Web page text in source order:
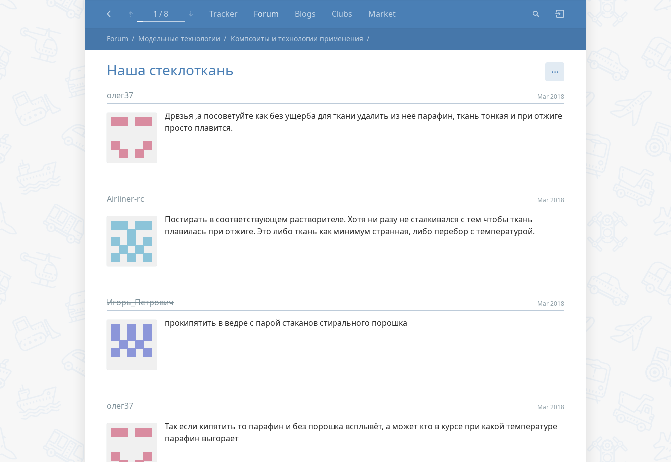
1 8 Tracker Forum Blogs Clubs Market
Forum Модельные технологии Композиты и технологии применения
Наша стеклоткань
олег37 Mar 2018
Дрвзья ,а посоветуйте как без ущерба для ткани удалить из неё парафин, ткань тонкая и при отжиге
просто плавится.
Airliner-rc Mar 2018
Постирать в соответствующем растворителе. Хотя ни разу не сталкивался с тем чтобы ткань
плавилась при отжиге. Это либо ткань как минимум странная, либо перебор с температурой.
Игорь_Петрович Mar 2018
прокипятить в ведре с парой стаканов стирального порошка
олег37 Mar 2018
Так если кипятить то парафин и без порошка всплывёт, а может кто в курсе при какой температуре
парафин выгорает